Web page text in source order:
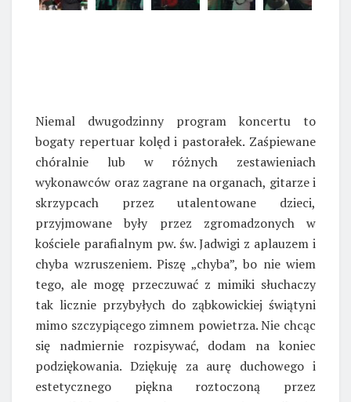
Niemal dwugodzinny program koncertu to
bogaty repertuar kolęd i pastorałek. Zaśpiewane
chóralnie lub w różnych zestawieniach
wykonawców oraz zagrane na organach, gitarze i
skrzypcach przez utalentowane dzieci,
przyjmowane były przez zgromadzonych w
kościele parafialnym pw. św. Jadwigi z aplauzem i
chyba wzruszeniem. Piszę „chyba”, bo nie wiem
tego, ale mogę przeczuwać z mimiki słuchaczy